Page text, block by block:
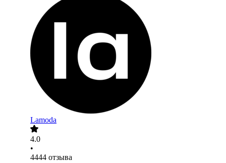
Lamoda
4.0
•
4444 отзыва